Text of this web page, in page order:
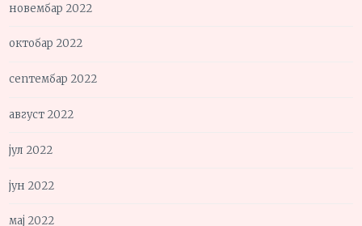
новембар 2022
октобар 2022
септембар 2022
август 2022
јул 2022
јун 2022
мај 2022